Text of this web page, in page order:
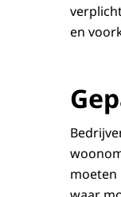
en
moeten